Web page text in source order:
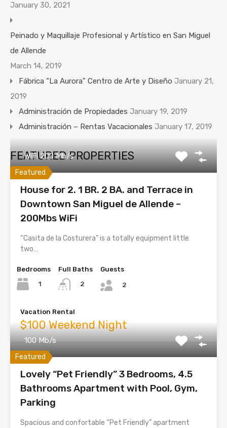
January 30, 2021
Peinado y Maquillaje Profesional y Artístico en San Miguel
de Allende
March 14, 2019
Fábrica “La Aurora” Centro de Arte y Diseño January 21,
2019
Administración de Propiedades January 19, 2019
Administración – Rentas Vacacionales January 17, 2019
FEATURED PROPERTIES
Featured
WiFi 200 Mb/s
House for 2. 1 BR. 2 BA. and Terrace in
Downtown San Miguel de Allende –
200Mbs WiFi
“Casita de la Costurera” is a totally equipment little
two…
Bedrooms
1
Full Baths
2
Guests
2
Vacation Rental
$100 Weekend Night
Featured
100 Mb/s
Lovely “Pet Friendly” 3 Bedrooms, 4.5
Bathrooms Apartment with Pool, Gym,
Parking
Spacious and confortable “Pet Friendly” apartment